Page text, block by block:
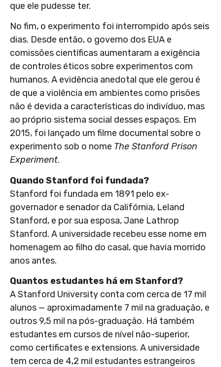
que ele pudesse ter.
No fim, o experimento foi interrompido após seis
dias. Desde então, o governo dos EUA e
comissões científicas aumentaram a exigência
de controles éticos sobre experimentos com
humanos. A evidência anedotal que ele gerou é
de que a violência em ambientes como prisões
não é devida a características do indivíduo, mas
ao próprio sistema social desses espaços. Em
2015, foi lançado um filme documental sobre o
experimento sob o nome The Stanford Prison
Experiment.
Quando Stanford foi fundada?
Stanford foi fundada em 1891 pelo ex-
governador e senador da Califórnia, Leland
Stanford, e por sua esposa, Jane Lathrop
Stanford. A universidade recebeu esse nome em
homenagem ao filho do casal, que havia morrido
anos antes.
Quantos estudantes há em Stanford?
A Stanford University conta com cerca de 17 mil
alunos — aproximadamente 7 mil na graduação, e
outros 9,5 mil na pós-graduação. Há também
estudantes em cursos de nível não-superior,
como certificates e extensions. A universidade
tem cerca de 4,2 mil estudantes estrangeiros